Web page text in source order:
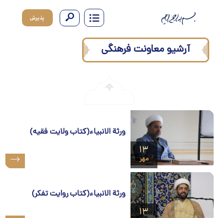
آرشیو معاونت فرهنگی
۱۳
مهر
ورثة الانبیاء(کتاب ولایت فقیه)
۱۳
ورثة الانبیاء(کتاب روایت تفکر)